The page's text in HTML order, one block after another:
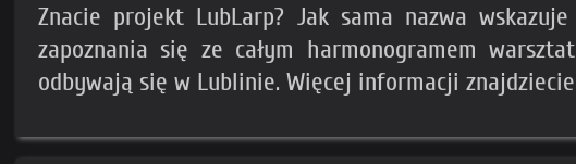
Znacie projekt LubLarp? Jak sama nazwa
zapoznania się ze całym harmonogramem
odbywają się w Lublinie. Więcej informacji